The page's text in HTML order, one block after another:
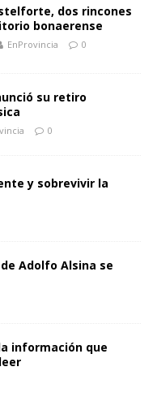
dos rincones
bonaerense
EnProvincia 0
su retiro
0
y sobrevivir la
Adolfo Alsina se
información que